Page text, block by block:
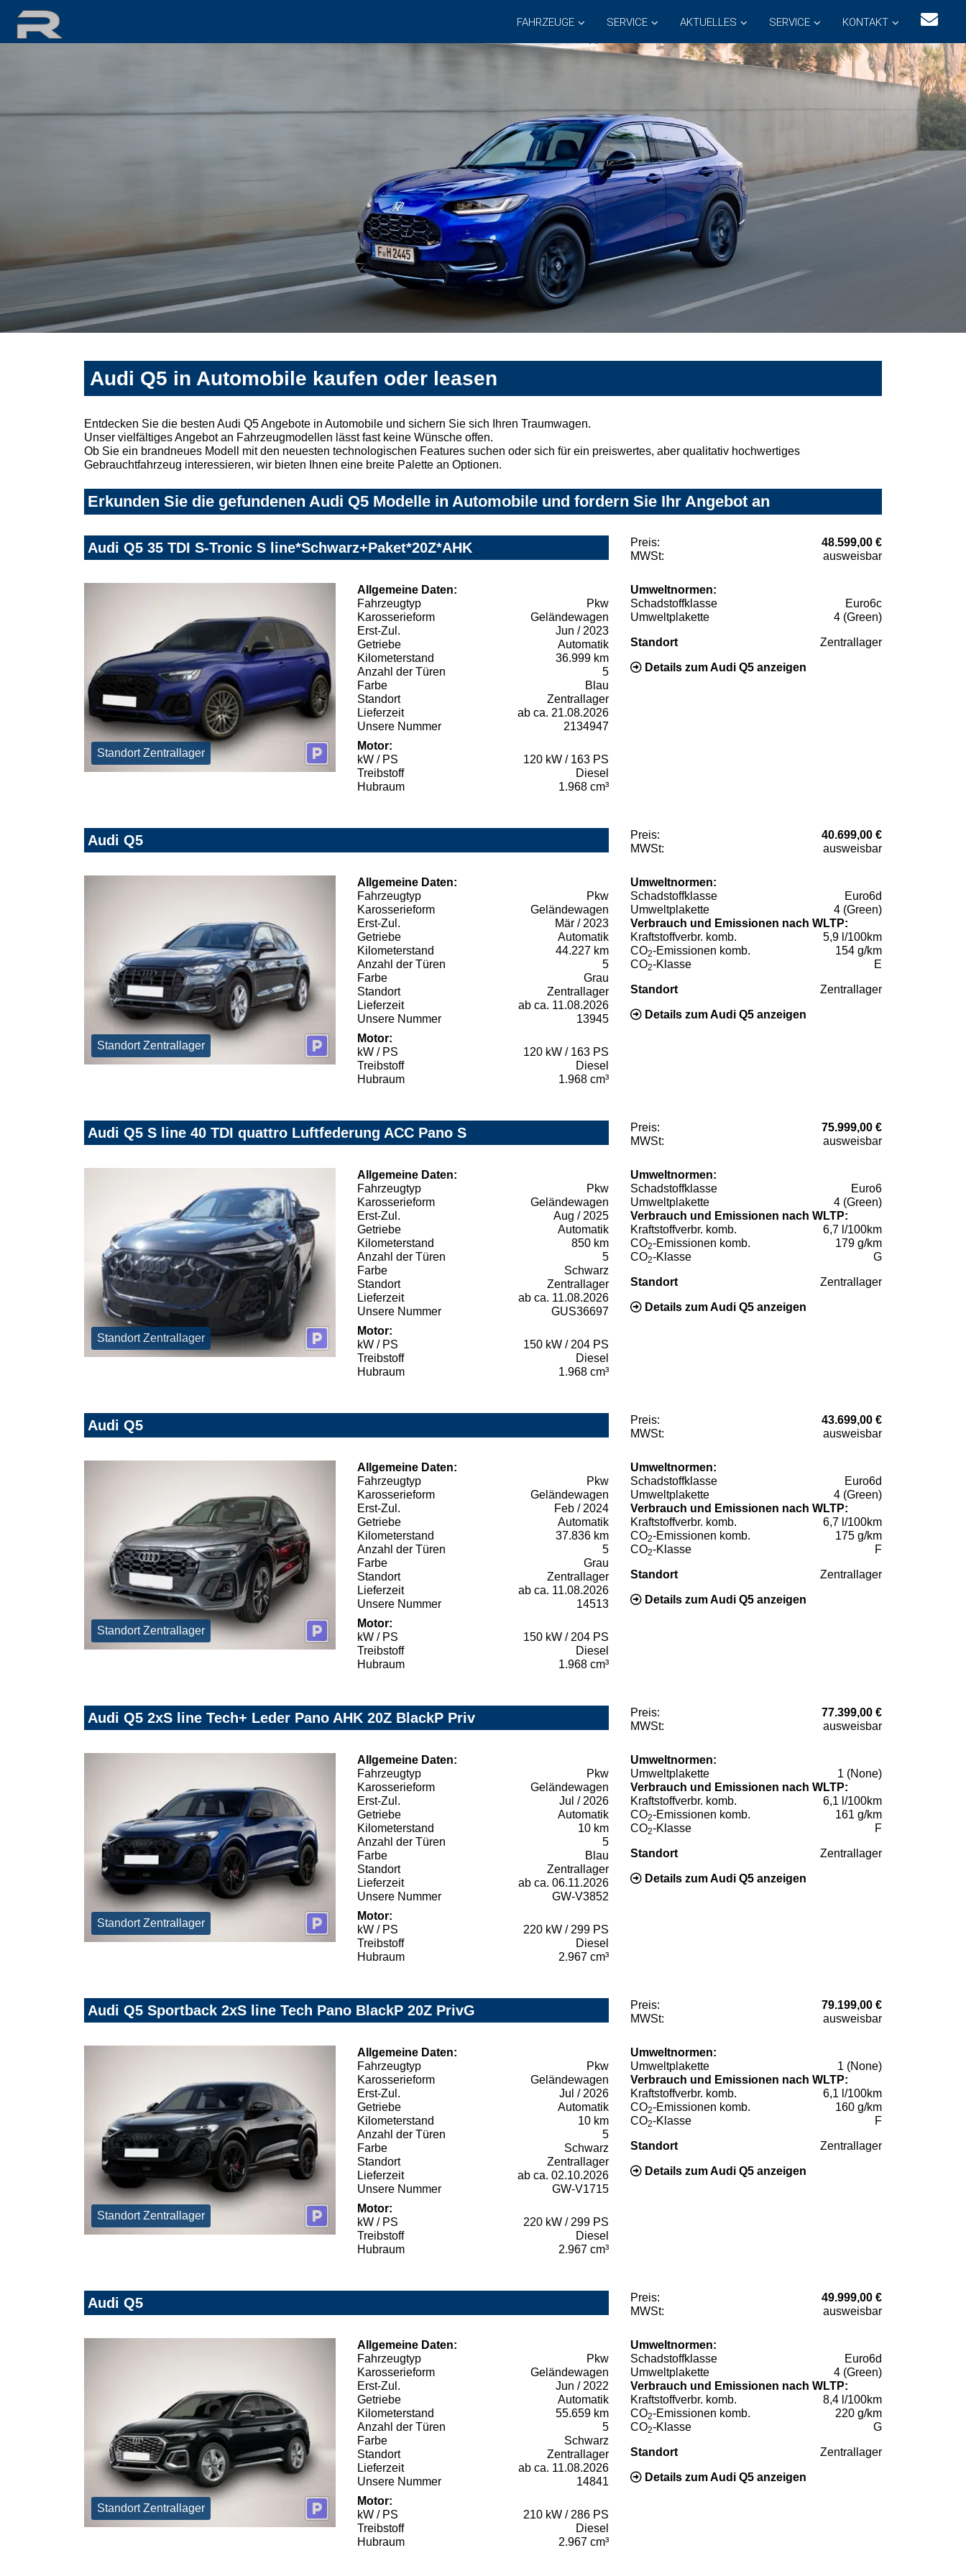
FAHRZEUGE SERVICE AKTUELLES SERVICE KONTAKT
Audi Q5 in Automobile kaufen oder leasen
Entdecken Sie die besten Audi Q5 Angebote in Automobile und sichern Sie sich Ihren Traumwagen.
Unser vielfältiges Angebot an Fahrzeugmodellen lässt fast keine Wünsche offen.
Ob Sie ein brandneues Modell mit den neuesten technologischen Features suchen oder sich für ein preiswertes, aber qualitativ hochwertiges
Gebrauchtfahrzeug interessieren, wir bieten Ihnen eine breite Palette an Optionen.
Erkunden Sie die gefundenen Audi Q5 Modelle in Automobile und fordern Sie Ihr Angebot an
Audi Q5 35 TDI S-Tronic S line*Schwarz+Paket*20Z*AHK Preis:
48.599,00 €
MWSt:
ausweisbar
Standort Zentrallager
Allgemeine Daten:
Fahrzeugtyp
Pkw
Karosserieform
Geländewagen
Erst-Zul.
Jun / 2023
Getriebe
Automatik
Kilometerstand
36.999 km
Anzahl der Türen
5
Farbe
Blau
Standort
Zentrallager
Lieferzeit
ab ca. 21.08.2026
Unsere Nummer
2134947
Motor:
kW / PS
120 kW / 163 PS
Treibstoff
Diesel
Hubraum
1.968 cm³
Umweltnormen:
Schadstoffklasse
Euro6c
Umweltplakette
4 (Green)
Standort Zentrallager
Details zum Audi Q5 anzeigen
Audi Q5 Preis:
40.699,00 €
MWSt:
ausweisbar
Standort Zentrallager
Allgemeine Daten:
Fahrzeugtyp
Pkw
Karosserieform
Geländewagen
Erst-Zul.
Mär / 2023
Getriebe
Automatik
Kilometerstand
44.227 km
Anzahl der Türen
5
Farbe
Grau
Standort
Zentrallager
Lieferzeit
ab ca. 11.08.2026
Unsere Nummer
13945
Motor:
kW / PS
120 kW / 163 PS
Treibstoff
Diesel
Hubraum
1.968 cm³
Umweltnormen:
Schadstoffklasse
Euro6d
Umweltplakette
4 (Green)
Verbrauch und Emissionen nach WLTP:
Kraftstoffverbr. komb.
5,9 l/100km
CO2-Emissionen komb.
154 g/km
CO2-Klasse E
Standort Zentrallager
Details zum Audi Q5 anzeigen
Audi Q5 S line 40 TDI quattro Luftfederung ACC Pano S Preis:
75.999,00 €
MWSt:
ausweisbar
Standort Zentrallager
Allgemeine Daten:
Fahrzeugtyp
Pkw
Karosserieform
Geländewagen
Erst-Zul.
Aug / 2025
Getriebe
Automatik
Kilometerstand
850 km
Anzahl der Türen
5
Farbe
Schwarz
Standort
Zentrallager
Lieferzeit
ab ca. 11.08.2026
Unsere Nummer
GUS36697
Motor:
kW / PS
150 kW / 204 PS
Treibstoff
Diesel
Hubraum
1.968 cm³
Umweltnormen:
Schadstoffklasse
Euro6
Umweltplakette
4 (Green)
Verbrauch und Emissionen nach WLTP:
Kraftstoffverbr. komb.
6,7 l/100km
CO2-Emissionen komb.
179 g/km
CO2-Klasse G
Standort Zentrallager
Details zum Audi Q5 anzeigen
Audi Q5 Preis:
43.699,00 €
MWSt:
ausweisbar
Standort Zentrallager
Allgemeine Daten:
Fahrzeugtyp
Pkw
Karosserieform
Geländewagen
Erst-Zul.
Feb / 2024
Getriebe
Automatik
Kilometerstand
37.836 km
Anzahl der Türen
5
Farbe
Grau
Standort
Zentrallager
Lieferzeit
ab ca. 11.08.2026
Unsere Nummer
14513
Motor:
kW / PS
150 kW / 204 PS
Treibstoff
Diesel
Hubraum
1.968 cm³
Umweltnormen:
Schadstoffklasse
Euro6d
Umweltplakette
4 (Green)
Verbrauch und Emissionen nach WLTP:
Kraftstoffverbr. komb.
6,7 l/100km
CO2-Emissionen komb.
175 g/km
CO2-Klasse F
Standort Zentrallager
Details zum Audi Q5 anzeigen
Audi Q5 2xS line Tech+ Leder Pano AHK 20Z BlackP Priv Preis:
77.399,00 €
MWSt:
ausweisbar
Standort Zentrallager
Allgemeine Daten:
Fahrzeugtyp
Pkw
Karosserieform
Geländewagen
Erst-Zul.
Jul / 2026
Getriebe
Automatik
Kilometerstand
10 km
Anzahl der Türen
5
Farbe
Blau
Standort
Zentrallager
Lieferzeit
ab ca. 06.11.2026
Unsere Nummer
GW-V3852
Motor:
kW / PS
220 kW / 299 PS
Treibstoff
Diesel
Hubraum
2.967 cm³
Umweltnormen:
Umweltplakette
1 (None)
Verbrauch und Emissionen nach WLTP:
Kraftstoffverbr. komb.
6,1 l/100km
CO2-Emissionen komb.
161 g/km
CO2-Klasse F
Standort Zentrallager
Details zum Audi Q5 anzeigen
Audi Q5 Sportback 2xS line Tech Pano BlackP 20Z PrivG Preis:
79.199,00 €
MWSt:
ausweisbar
Standort Zentrallager
Allgemeine Daten:
Fahrzeugtyp
Pkw
Karosserieform
Geländewagen
Erst-Zul.
Jul / 2026
Getriebe
Automatik
Kilometerstand
10 km
Anzahl der Türen
5
Farbe
Schwarz
Standort
Zentrallager
Lieferzeit
ab ca. 02.10.2026
Unsere Nummer
GW-V1715
Motor:
kW / PS
220 kW / 299 PS
Treibstoff
Diesel
Hubraum
2.967 cm³
Umweltnormen:
Umweltplakette
1 (None)
Verbrauch und Emissionen nach WLTP:
Kraftstoffverbr. komb.
6,1 l/100km
CO2-Emissionen komb.
160 g/km
CO2-Klasse F
Standort Zentrallager
Details zum Audi Q5 anzeigen
Audi Q5 Preis:
49.999,00 €
MWSt:
ausweisbar
Standort Zentrallager
Allgemeine Daten:
Fahrzeugtyp
Pkw
Karosserieform
Geländewagen
Erst-Zul.
Jun / 2022
Getriebe
Automatik
Kilometerstand
55.659 km
Anzahl der Türen
5
Farbe
Schwarz
Standort
Zentrallager
Lieferzeit
ab ca. 11.08.2026
Unsere Nummer
14841
Motor:
kW / PS
210 kW / 286 PS
Treibstoff
Diesel
Hubraum
2.967 cm³
Umweltnormen:
Schadstoffklasse
Euro6d
Umweltplakette
4 (Green)
Verbrauch und Emissionen nach WLTP:
Kraftstoffverbr. komb.
8,4 l/100km
CO2-Emissionen komb.
220 g/km
CO2-Klasse G
Standort Zentrallager
Details zum Audi Q5 anzeigen